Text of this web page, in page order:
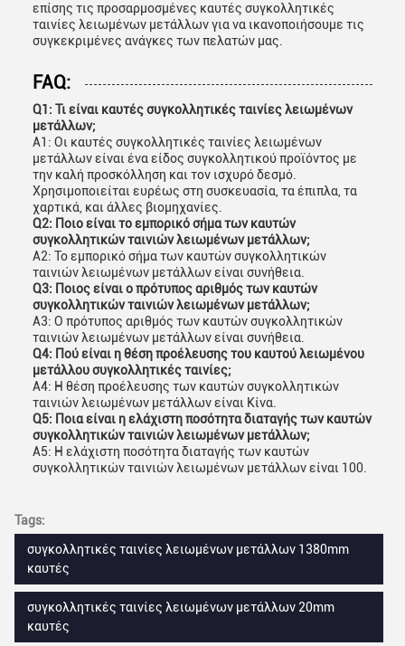
επίσης τις προσαρμοσμένες καυτές συγκολλητικές
ταινίες λειωμένων μετάλλων για να ικανοποιήσουμε τις
συγκεκριμένες ανάγκες των πελατών μας.
FAQ:
Q1: Τι είναι καυτές συγκολλητικές ταινίες λειωμένων
μετάλλων;
Α1: Οι καυτές συγκολλητικές ταινίες λειωμένων
μετάλλων είναι ένα είδος συγκολλητικού προϊόντος με
την καλή προσκόλληση και τον ισχυρό δεσμό.
Χρησιμοποιείται ευρέως στη συσκευασία, τα έπιπλα, τα
χαρτικά, και άλλες βιομηχανίες.
Q2: Ποιο είναι το εμπορικό σήμα των καυτών
συγκολλητικών ταινιών λειωμένων μετάλλων;
A2: Το εμπορικό σήμα των καυτών συγκολλητικών
ταινιών λειωμένων μετάλλων είναι συνήθεια.
Q3: Ποιος είναι ο πρότυπος αριθμός των καυτών
συγκολλητικών ταινιών λειωμένων μετάλλων;
A3: Ο πρότυπος αριθμός των καυτών συγκολλητικών
ταινιών λειωμένων μετάλλων είναι συνήθεια.
Q4: Πού είναι η θέση προέλευσης του καυτού λειωμένου
μετάλλου συγκολλητικές ταινίες;
A4: Η θέση προέλευσης των καυτών συγκολλητικών
ταινιών λειωμένων μετάλλων είναι Κίνα.
Q5: Ποια είναι η ελάχιστη ποσότητα διαταγής των καυτών
συγκολλητικών ταινιών λειωμένων μετάλλων;
A5: Η ελάχιστη ποσότητα διαταγής των καυτών
συγκολλητικών ταινιών λειωμένων μετάλλων είναι 100.
Tags:
συγκολλητικές ταινίες λειωμένων μετάλλων 1380mm
καυτές
συγκολλητικές ταινίες λειωμένων μετάλλων 20mm
καυτές